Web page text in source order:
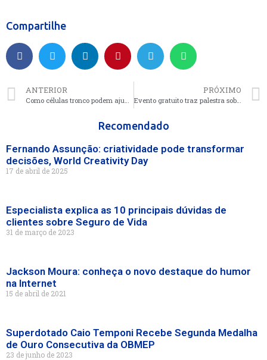
Compartilhe
ANTERIOR PRÓXIMO
Evento gratuito traz palestra sobre melhora da performance nos tempos modernos
Recomendado
Fernando Assunção: criatividade pode transformar
decisões, World Creativity Day
17 de abril de 2025
Especialista explica as 10 principais dúvidas de
clientes sobre Seguro de Vida
31 de março de 2023
Jackson Moura: conheça o novo destaque do humor
na Internet
15 de abril de 2021
Superdotado Caio Temponi Recebe Segunda Medalha
de Ouro Consecutiva da OBMEP
23 de junho de 2023